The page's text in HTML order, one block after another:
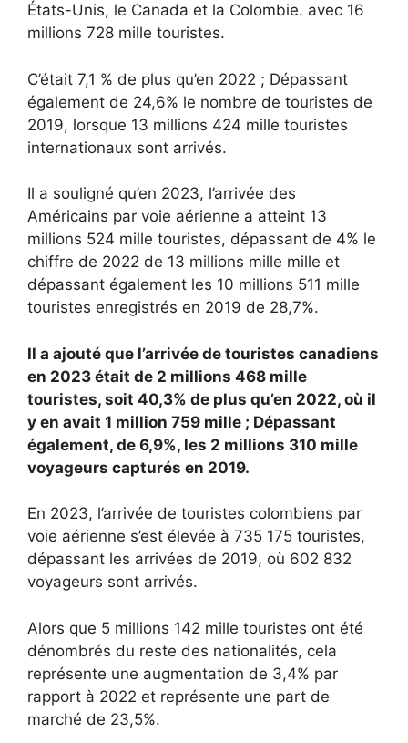
États-Unis, le Canada et la Colombie. avec 16
millions 728 mille touristes.
C’était 7,1 % de plus qu’en 2022 ; Dépassant
également de 24,6% le nombre de touristes de
2019, lorsque 13 millions 424 mille touristes
internationaux sont arrivés.
Il a souligné qu’en 2023, l’arrivée des
Américains par voie aérienne a atteint 13
millions 524 mille touristes, dépassant de 4% le
chiffre de 2022 de 13 millions mille mille et
dépassant également les 10 millions 511 mille
touristes enregistrés en 2019 de 28,7%.
Il a ajouté que l’arrivée de touristes canadiens
en 2023 était de 2 millions 468 mille
touristes, soit 40,3% de plus qu’en 2022, où il
y en avait 1 million 759 mille ; Dépassant
également, de 6,9%, les 2 millions 310 mille
voyageurs capturés en 2019.
En 2023, l’arrivée de touristes colombiens par
voie aérienne s’est élevée à 735 175 touristes,
dépassant les arrivées de 2019, où 602 832
voyageurs sont arrivés.
Alors que 5 millions 142 mille touristes ont été
dénombrés du reste des nationalités, cela
représente une augmentation de 3,4% par
rapport à 2022 et représente une part de
marché de 23,5%.